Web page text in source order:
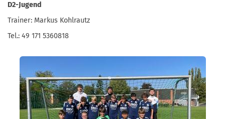
D2-Jugend
Trainer: Markus Kohlrautz
Tel.: 49 171 5360818